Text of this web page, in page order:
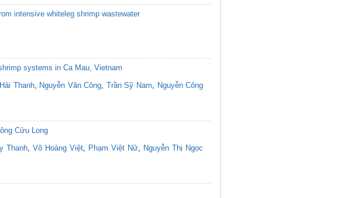
intensive whiteleg shrimp wastewater
systems in Ca Mau, Vietnam
Thanh, Nguyễn Văn Công, Trần Sỹ Nam, Nguyễn Công
Cửu Long
Thanh, Võ Hoàng Việt, Phạm Việt Nữ, Nguyễn Thị Ngọc